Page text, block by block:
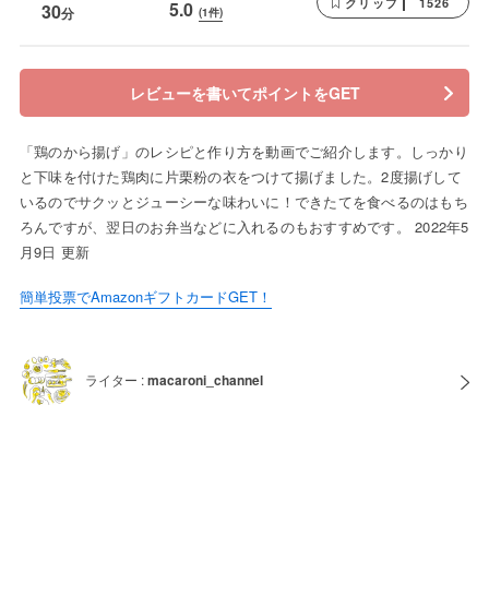
30分 5.0 (1件)
レビューを書いてポイントをGET
「鶏のから揚げ」のレシピと作り方を動画でご紹介します。しっかり
と下味を付けた鶏肉に片栗粉の衣をつけて揚げました。2度揚げして
いるのでサクッとジューシーな味わいに！できたてを食べるのはもち
ろんですが、翌日のお弁当などに入れるのもおすすめです。 2022年5
月9日 更新
簡単投票でAmazonギフトカードGET！
ライター :macaroni_channel